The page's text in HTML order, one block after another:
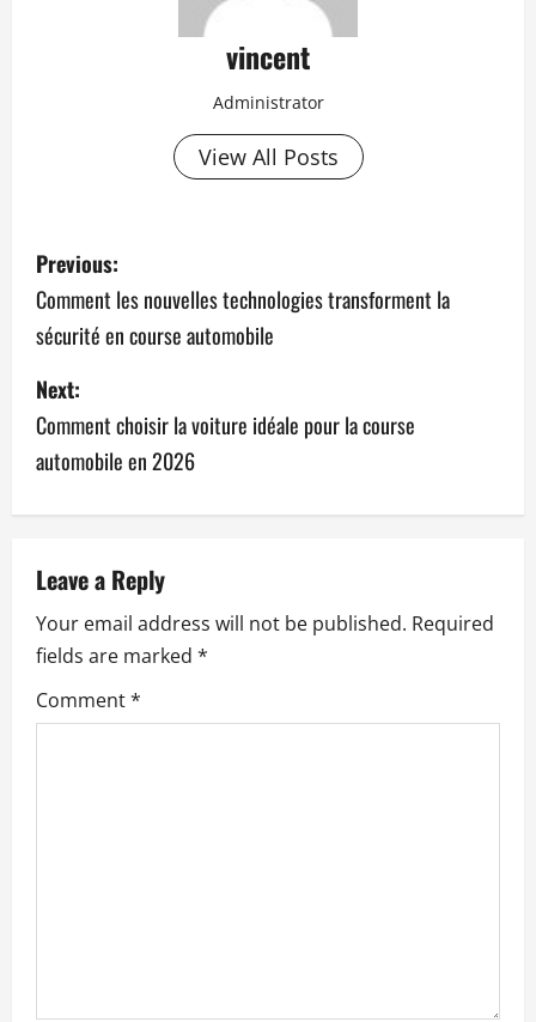
vincent
Administrator
View All Posts
P
o
s
t
n
a
i
g
a
Previous:
Comment les nouvelles technologies transforment la
sécurité en course automobile
Next:
Comment choisir la voiture idéale pour la course
automobile en 2026
Leave a Reply
Your email address will not be published. Required
fields are marked *
Comment*